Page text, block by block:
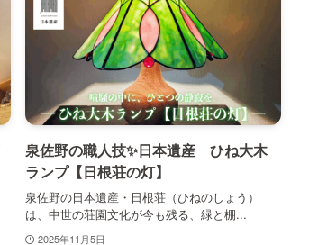
泉佐野の職人技✨日本遺産 ひね大木
ランプ【日根荘の灯】
泉佐野の日本遺産・日根荘（ひねのしょう）
は、中世の荘園文化が今も残る、緑と棚...
2025年11月5日